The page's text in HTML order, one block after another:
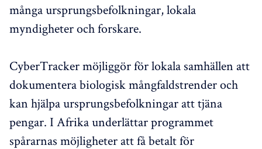
många ursprungsbefolkningar, lokala
myndigheter och forskare.
CyberTracker möjliggör för lokala samhällen att
dokumentera biologisk mångfaldstrender och
kan hjälpa ursprungsbefolkningar att tjäna
pengar. I Afrika underlättar programmet
spårarnas möjligheter att få betalt för